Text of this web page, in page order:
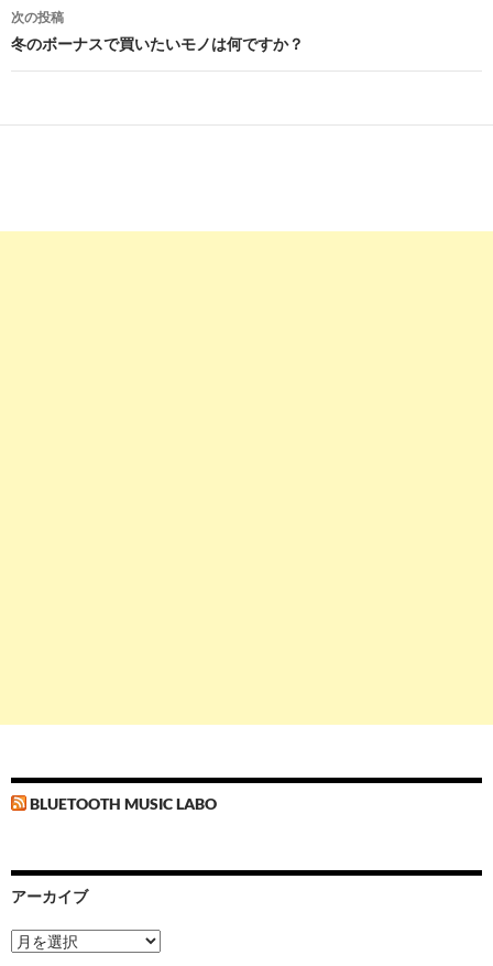
ビ
ゲ
シ
次の投稿
冬のボーナスで買いたいモノは何ですか？
BLUETOOTH MUSIC LABO
アーカイブ
ア
ー